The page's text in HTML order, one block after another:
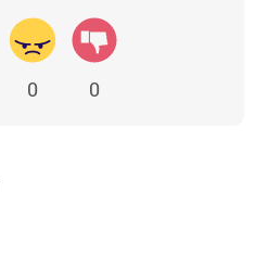
0 0